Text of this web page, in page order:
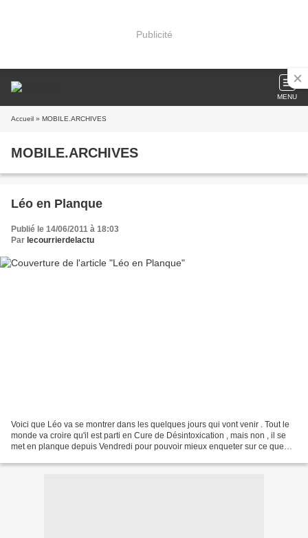
Publicité
MENU
Accueil » MOBILE.ARCHIVES
MOBILE.ARCHIVES
Léo en Planque
Publié le 14/06/2011 à 18:03
Par lecourrierdelactu
Voici que Léo va se montrer dans les quelques jours qui vont venir . Tout le
monde va croire qu'il est parti en Cure de Désintoxication , mais non , il se
met en planque depuis Vendredi pour pouvoir mieux enqueter sur ce que